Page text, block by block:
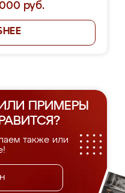
руб.
ПРИМЕРЫ
также или